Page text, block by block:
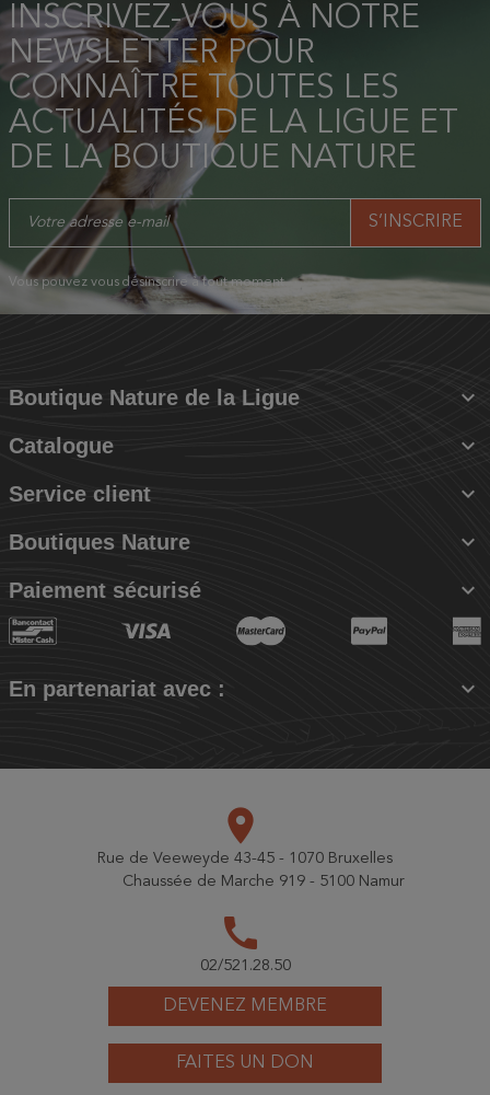
INSCRIVEZ-VOUS À NOTRE
NEWSLETTER POUR
CONNAÎTRE TOUTES LES
ACTUALITÉS DE LA LIGUE ET
DE LA BOUTIQUE NATURE
Vous pouvez vous désinscrire à tout moment.
Boutique Nature de la Ligue 
Catalogue 
Service client 
Boutiques Nature 
Paiement sécurisé 
En partenariat avec : 
DEVENEZ MEMBRE
FAITES UN DON
place
Rue de Veeweyde 43-45 - 1070 Bruxelles
Chaussée de Marche 919 - 5100 Namur
call
02/521.28.50